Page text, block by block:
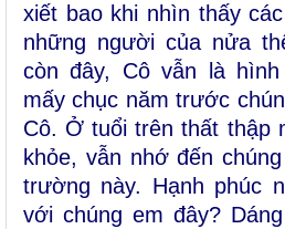
xiết bao khi nhìn thấycác
những người của nửa
còn đây, Cô vẫn là
mấy chục năm trước
Cô. Ở tuổi trên thất thập
khỏe, vẫn nhớ đến
trường này. Hạnh phúc
với chúng em đây?